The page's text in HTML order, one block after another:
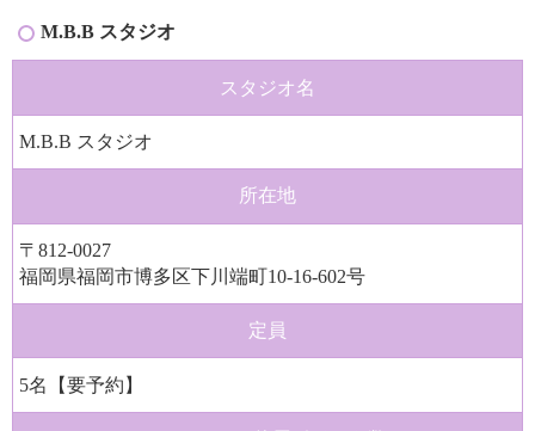
M.B.B スタジオ
スタジオ名
M.B.B スタジオ
所在地
〒812-0027
福岡県福岡市博多区下川端町10-16-602号
定員
5名【要予約】